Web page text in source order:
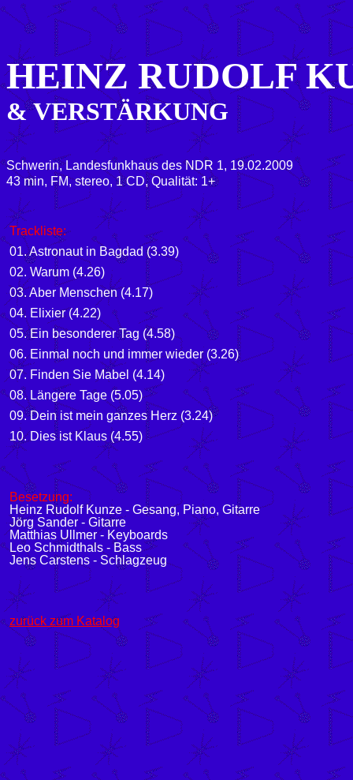
HEINZ RUDOLF
& VERSTÄRKUNG
Schwerin, Landesfunkhaus des NDR 1, 19.02.2009
43 min, FM, stereo, 1 CD, Qualität: 1+
Trackliste:
01. Astronaut in Bagdad (3.39)
02. Warum (4.26)
03. Aber Menschen (4.17)
04. Elixier (4.22)
05. Ein besonderer Tag (4.58)
06. Einmal noch und immer wieder (3.26)
07. Finden Sie Mabel (4.14)
08. Längere Tage (5.05)
09. Dein ist mein ganzes Herz (3.24)
10. Dies ist Klaus (4.55)
Besetzung:
Heinz Rudolf Kunze - Gesang, Piano, Gitarre
Jörg Sander - Gitarre
Matthias Ullmer - Keyboards
Leo Schmidthals - Bass
Jens Carstens - Schlagzeug
zurück zum Katalog